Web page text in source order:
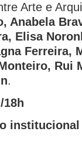
Arte e
Anabela
Elisa
Ferreira,
Rui
.
18h